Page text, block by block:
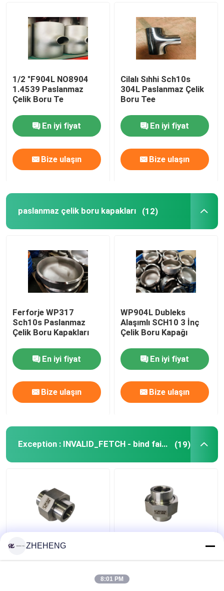
1/2 "F904L NO8904
1.4539 Paslanmaz
Çelik Boru Te
En iyi fiyat
Bize ulaşın
Cilalı Sıhhi Sch10s
304L Paslanmaz Çelik
Boru Tee
En iyi fiyat
Bize ulaşın
paslanmaz çelik boru kapakları (12)
Ferforje WP317
Sch10s Paslanmaz
Çelik Boru Kapakları
En iyi fiyat
Bize ulaşın
WP904L Dubleks
Alaşımlı SCH10 3 İnç
Çelik Boru Kapağı
En iyi fiyat
Bize ulaşın
Exception : INVALID_FETCH - bind failed with errno 22: Invalid argument ip=150.238.30.70 (19)
Dövme ASTM A182
Altıgen 140KG 3000LB
ZHEHENG
8:01 PM